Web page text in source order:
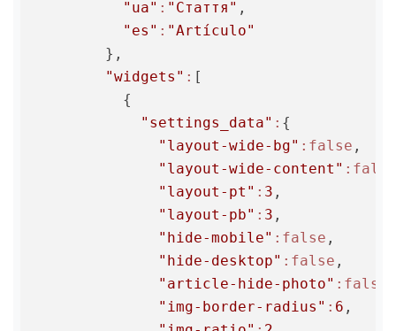
"ua" : "Стаття" ,
"es" : "Artículo"
        },
"widgets" : [
          {
"settings_data" : {
"layout-wide-bg" :false ,
"layout-wide-content" :false
"layout-pt" : 3 ,
"layout-pb" : 3 ,
"hide-mobile" :false ,
"hide-desktop" :false ,
"article-hide-photo" :false
"img-border-radius" : 6 ,